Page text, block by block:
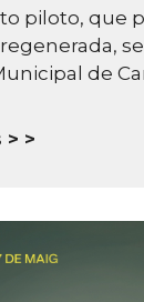
piloto, que
de
>